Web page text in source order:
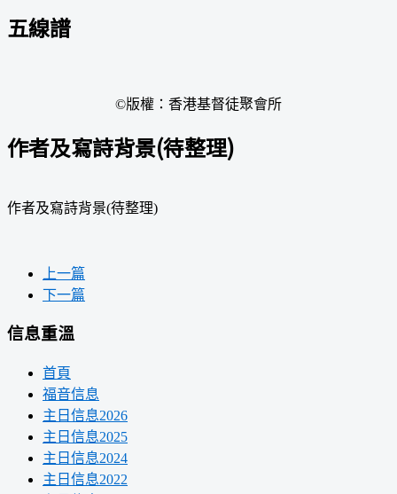
五線譜
©版權：香港基督徒聚會所
作者及寫詩背景(待整理)
作者及寫詩背景(待整理)
上一篇
下一篇
信息重溫
首頁
福音信息
主日信息2026
主日信息2025
主日信息2024
主日信息2022